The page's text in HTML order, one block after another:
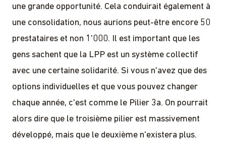
une grande opportunité. Cela conduirait également à
une consolidation, nous aurions peut-être encore 50
prestataires et non 1'000. Il est important que les
gens sachent que la LPP est un système collectif
avec une certaine solidarité. Si vous n'avez que des
options individuelles et que vous pouvez changer
chaque année, c'est comme le Pilier 3a. On pourrait
alors dire que le troisième pilier est massivement
développé, mais que le deuxième n'existera plus.